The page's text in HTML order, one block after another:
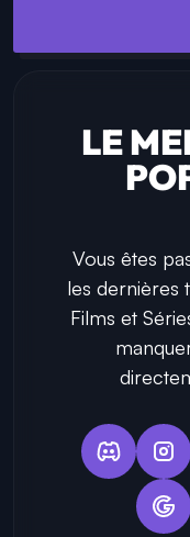
LE
Vous êtes
les dernières
Films et